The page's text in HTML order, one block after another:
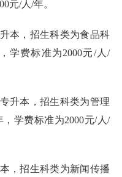
元/人/年。
本，招生科类为食品科
学费标准为2000元/人/
升本，招生科类为管理
学费标准为2000元/人/
，招生科类为新闻传播